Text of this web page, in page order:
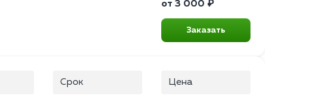
от 3 000 ₽
Заказать
Срок Цена